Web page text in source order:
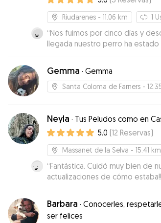
Riudarenes - 11.06 km 1
“Nos fuimos por cinco días y
llegada nuestro perro ha
Gracias al gran espacio ha
bien, y ha conocido a otros
Siempre en contacto continuo
nos ha informado
Gemma · Gemma
Santa Coloma de Farners -
Neyla · Tus Peludos como en
5.0 (12 Reservas)
Massanet de la Selva - 15.41 km
“Fantástica. Cuidó muy bien de
actualizaciones de cómo
Barbara · Conocerles,
ser felices